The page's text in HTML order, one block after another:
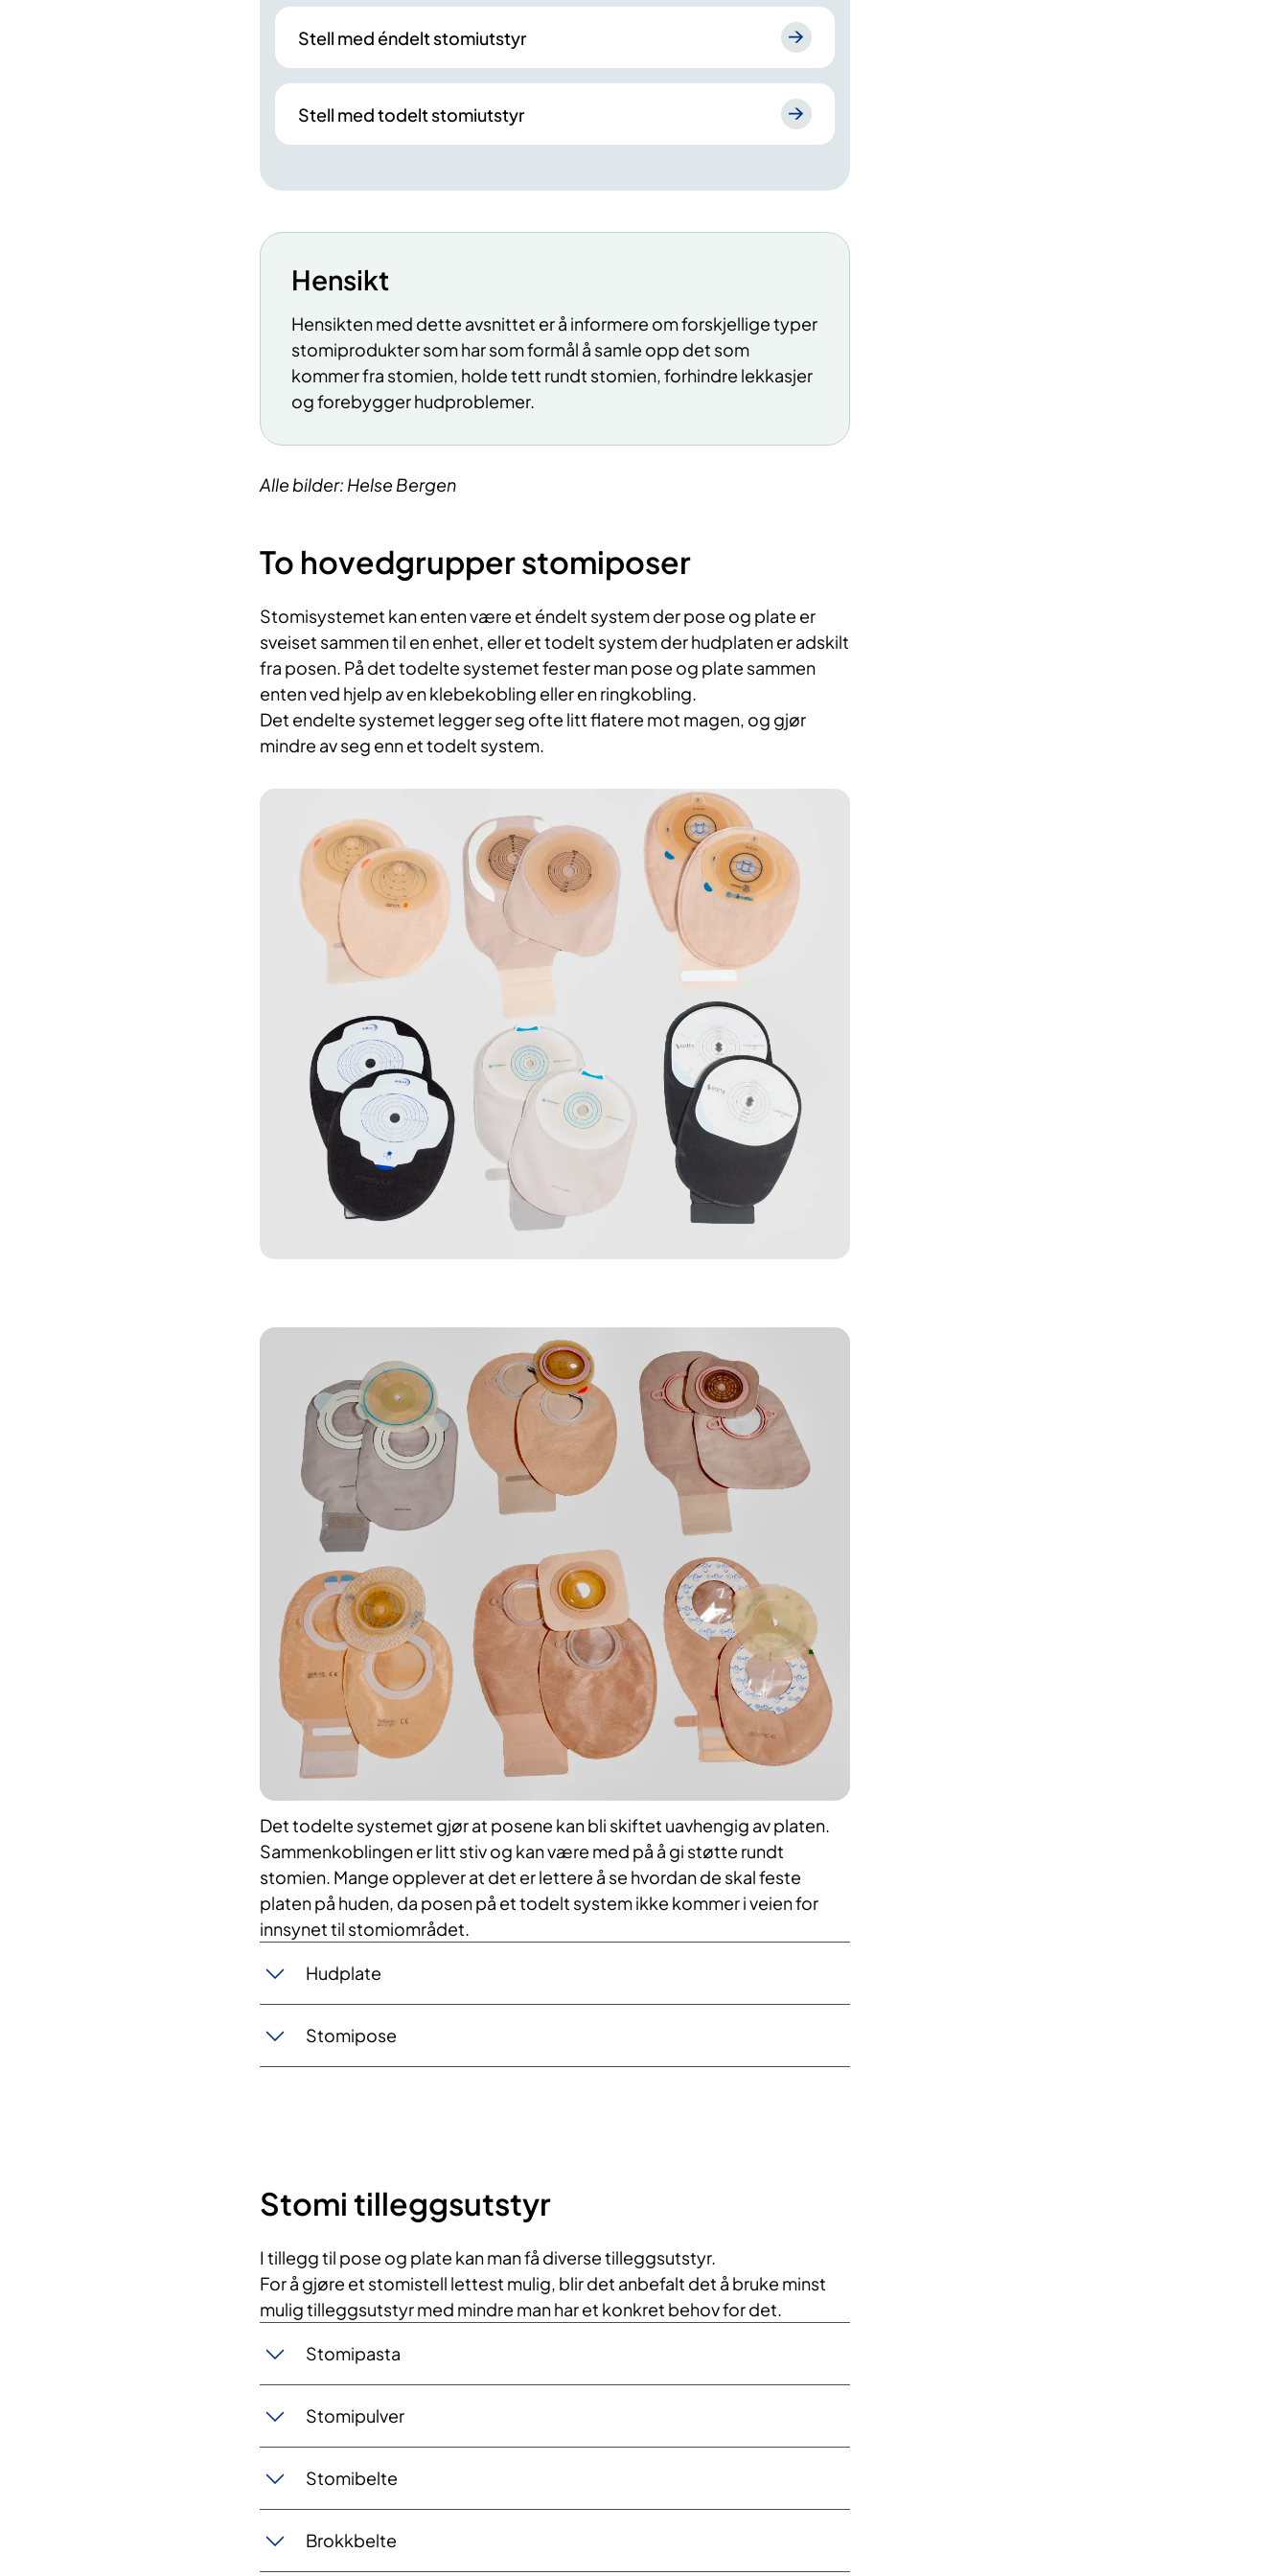
Stell med éndelt stomiutstyr
Stell med todelt stomiutstyr
Hensikt
Hensikten med dette avsnittet er å informere om forskjellige typer
stomiprodukter som har som formål å samle opp det som
kommer fra stomien, holde tett rundt stomien, forhindre lekkasjer
og forebygger hudproblemer.
Alle bilder: Helse Bergen
To hovedgrupper stomiposer
Stomisystemet kan enten være et éndelt system der pose og plate er
sveiset sammen til en enhet, eller et todelt system der hudplaten er adskilt
fra posen. På det todelte systemet fester man pose og plate sammen
enten ved hjelp av en klebekobling eller en ringkobling.
Det endelte systemet legger seg ofte litt flatere mot magen, og gjør
mindre av seg enn et todelt system.
Det todelte systemet gjør at posene kan bli skiftet uavhengig av platen.
Sammenkoblingen er litt stiv og kan være med på å gi støtte rundt
stomien. Mange opplever at det er lettere å se hvordan de skal feste
platen på huden, da posen på et todelt system ikke kommer i veien for
innsynet til stomiområdet.
Hudplate
Stomipose
Stomi tilleggsutstyr
I tillegg til pose og plate kan man få diverse tilleggsutstyr.
For å gjøre et stomistell lettest mulig, blir det anbefalt det å bruke minst
mulig tilleggsutstyr med mindre man har et konkret behov for det.
Stomipasta
Stomipulver
Stomibelte
Brokkbelte